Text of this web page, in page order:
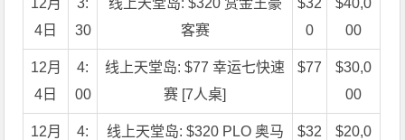
4日
30
客赛
0
00
12月
4日
4:
00
线上天堂岛: $77 幸运七快速
赛 [7人桌]
$77
$30,0
00
12月
4:
线上天堂岛: $320 PLO 奥马
$32
$20,0